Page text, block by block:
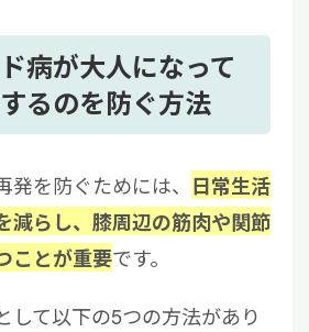
病が大人になって
るのを防ぐ方法
を防ぐためには、 日常生活
減らし、膝周辺の筋肉や関節
ことが重要です。
して以下の5つの方法があり